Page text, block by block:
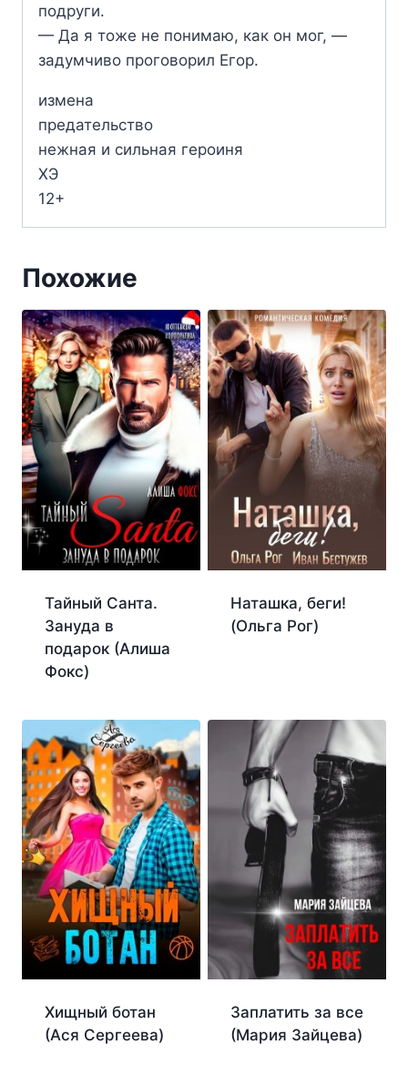
подруги.
— Да я тоже не понимаю, как он мог, —
задумчиво проговорил Егор.
измена
предательство
нежная и сильная героиня
ХЭ
12+
Похожие
Тайный Санта.
Зануда в
подарок (Алиша
Фокс)
Наташка, беги!
(Ольга Рог)
Хищный ботан
(Ася Сергеева)
Заплатить за все
(Мария Зайцева)